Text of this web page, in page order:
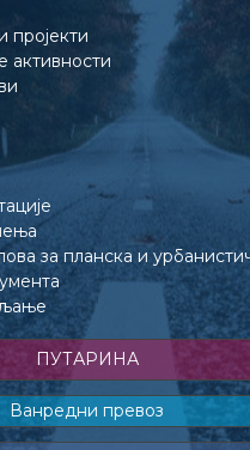
за планска и
ПУТАРИНА
Ванредни превоз